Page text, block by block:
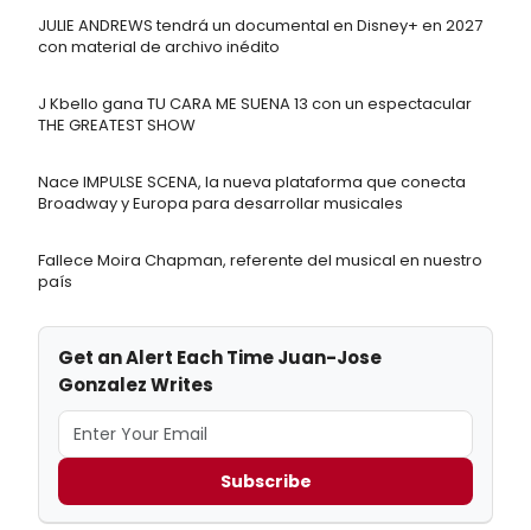
JULIE ANDREWS tendrá un documental en Disney+ en 2027
con material de archivo inédito
J Kbello gana TU CARA ME SUENA 13 con un espectacular
THE GREATEST SHOW
Nace IMPULSE SCENA, la nueva plataforma que conecta
Broadway y Europa para desarrollar musicales
Fallece Moira Chapman, referente del musical en nuestro
país
Get an Alert Each Time Juan-Jose
Gonzalez Writes
Subscribe